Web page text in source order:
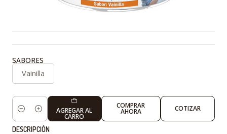
SABORES
Vainilla
Cantidad AGREGAR AL
CARRO
COMPRAR
AHORA COTIZAR
DESCRIPCIÓN